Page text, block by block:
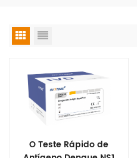
O Teste Rápido de